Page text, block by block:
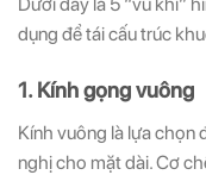
dụng để tái cấu trúc
1. Kính gọng vuông
Kính vuông là lựa chọn
nghị cho mặt dài. Cơ